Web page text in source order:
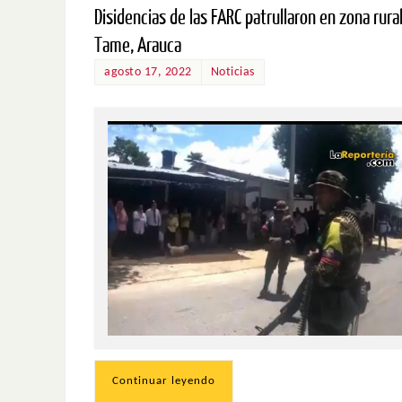
Disidencias de las FARC patrullaron en zona
Tame, Arauca
agosto 17, 2022 Noticias
Continuar leyendo